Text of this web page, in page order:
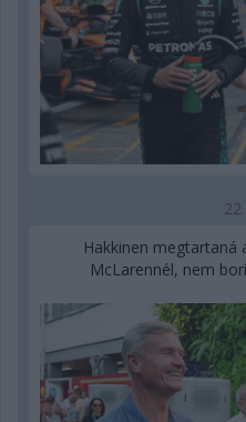
Hakkinen megtartaná
McLarennél, nem